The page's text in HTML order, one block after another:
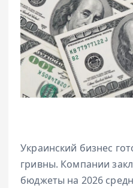
Украинский бизнес
гривны. Компании
бюджеты на 2026